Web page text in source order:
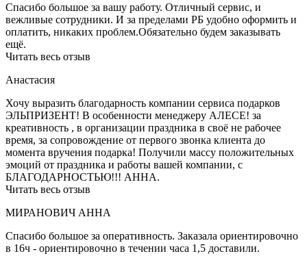
Спасибо большое за вашу работу. Отличный сервис, и
вежливые сотрудники. И за пределами РБ удобно оформить и
оплатить, никаких проблем.Обязательно будем заказывать
ещё.
Читать весь отзыв
Анастасия
Хочу выразить благодарность компании сервиса подарков
ЭЛЬПРИЗЕНТ! В особенности менеджеру АЛЕСЕ! за
креативность , в организации праздника в своё не рабочее
время, за сопровождение от первого звонка клиента до
момента вручения подарка! Получили массу положительных
эмоций от праздника и работы вашей компании, с
БЛАГОДАРНОСТЬЮ!!! АННА.
Читать весь отзыв
МИРАНОВИЧ АННА
Спасибо большое за оперативность. Заказала ориентировочно
в 16ч - ориентировочно в течении часа 1,5 доставили.